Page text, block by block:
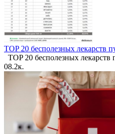
TOP 20 бесполезных лекарств
TOP 20 бесполезных
08.2к.